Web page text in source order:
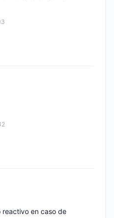
reactivo en caso de